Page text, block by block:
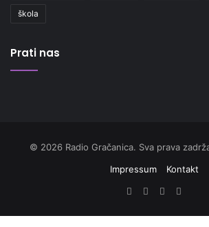
škola
Prati nas
© 2026 Radio Gračanica. Sva prava
Impressum
Kontakt